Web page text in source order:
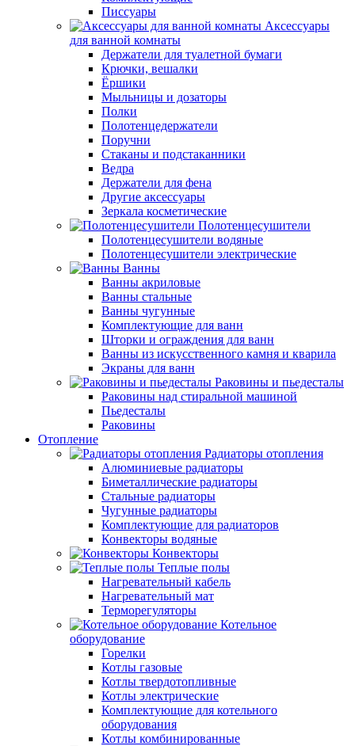
Писсуары
Аксессуары
для ванной комнаты
Держатели для туалетной бумаги
Крючки, вешалки
Ёршики
Мыльницы и дозаторы
Полки
Полотенцедержатели
Поручни
Стаканы и подстаканники
Ведра
Держатели для фена
Другие аксессуары
Зеркала косметические
Полотенцесушители
Полотенцесушители водяные
Полотенцесушители электрические
Ванны
Ванны акриловые
Ванны стальные
Ванны чугунные
Комплектующие для ванн
Шторки и ограждения для ванн
Ванны из искусственного камня и кварила
Экраны для ванн
Раковины и пьедесталы
Раковины над стиральной машиной
Пьедесталы
Раковины
Отопление
Радиаторы отопления
Алюминиевые радиаторы
Биметаллические радиаторы
Стальные радиаторы
Чугунные радиаторы
Комплектующие для радиаторов
Конвекторы водяные
Конвекторы
Теплые полы
Нагревательный кабель
Нагревательный мат
Терморегуляторы
Котельное
оборудование
Горелки
Котлы газовые
Котлы твердотопливные
Котлы электрические
Комплектующие для котельного
оборудования
Котлы комбинированные